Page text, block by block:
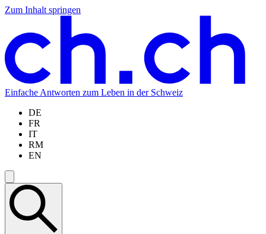
Zum Inhalt springen
Zum
springen
Zur
springen
Zur
springen
Zur
springen
Einfache Antworten zum Leben in der Schweiz
DE
FR
IT
RM
EN